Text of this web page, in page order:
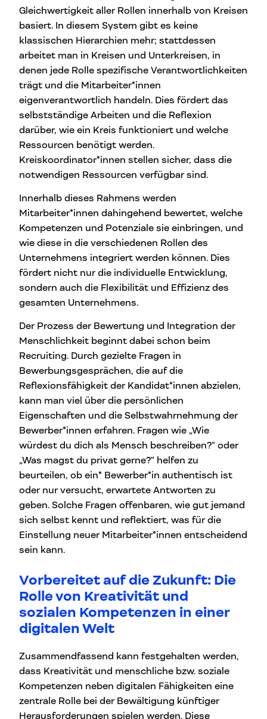
Gleichwertigkeit aller Rollen innerhalb von Kreisen
basiert. In diesem System gibt es keine
klassischen Hierarchien mehr; stattdessen
arbeitet man in Kreisen und Unterkreisen, in
denen jede Rolle spezifische Verantwortlichkeiten
trägt und die Mitarbeiter*innen
eigenverantwortlich handeln. Dies fördert das
selbstständige Arbeiten und die Reflexion
darüber, wie ein Kreis funktioniert und welche
Ressourcen benötigt werden.
Kreiskoordinator*innen stellen sicher, dass die
notwendigen Ressourcen verfügbar sind.
Innerhalb dieses Rahmens werden
Mitarbeiter*innen dahingehend bewertet, welche
Kompetenzen und Potenziale sie einbringen, und
wie diese in die verschiedenen Rollen des
Unternehmens integriert werden können. Dies
fördert nicht nur die individuelle Entwicklung,
sondern auch die Flexibilität und Effizienz des
gesamten Unternehmens.
Der Prozess der Bewertung und Integration der
Menschlichkeit beginnt dabei schon beim
Recruiting. Durch gezielte Fragen in
Bewerbungsgesprächen, die auf die
Reflexionsfähigkeit der Kandidat*innen abzielen,
kann man viel über die persönlichen
Eigenschaften und die Selbstwahrnehmung der
Bewerber*innen erfahren. Fragen wie „Wie
würdest du dich als Mensch beschreiben?“ oder
„Was magst du privat gerne?“ helfen zu
beurteilen, ob ein* Bewerber*in authentisch ist
oder nur versucht, erwartete Antworten zu
geben. Solche Fragen offenbaren, wie gut jemand
sich selbst kennt und reflektiert, was für die
Einstellung neuer Mitarbeiter*innen entscheidend
sein kann.
Vorbereitet auf die Zukunft: Die
Rolle von Kreativität und
sozialen Kompetenzen in einer
digitalen Welt
Zusammendfassend kann festgehalten werden,
dass Kreativität und menschliche bzw. soziale
Kompetenzen neben digitalen Fähigkeiten eine
zentrale Rolle bei der Bewältigung künftiger
Herausforderungen spielen werden. Diese